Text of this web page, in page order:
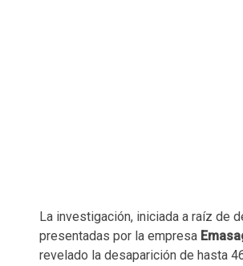
La investigación, iniciada a raíz de
presentadas por la empresa
revelado la desaparición de hasta